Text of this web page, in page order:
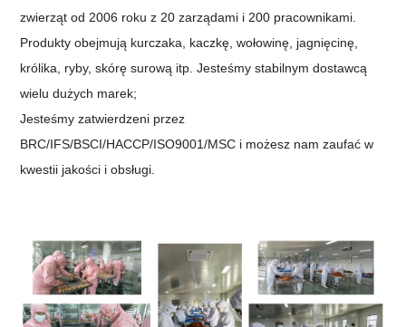
zwierząt od 2006 roku z 20 zarządami i 200 pracownikami.
Produkty obejmują kurczaka, kaczkę, wołowinę, jagnięcinę,
królika, ryby, skórę surową itp. Jesteśmy stabilnym dostawcą
wielu dużych marek;
Jesteśmy zatwierdzeni przez
BRC/IFS/BSCI/HACCP/ISO9001/MSC i możesz nam zaufać w
kwestii jakości i obsługi.